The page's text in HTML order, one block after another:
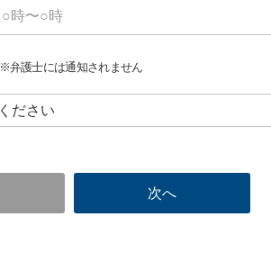
※弁護士には通知されません